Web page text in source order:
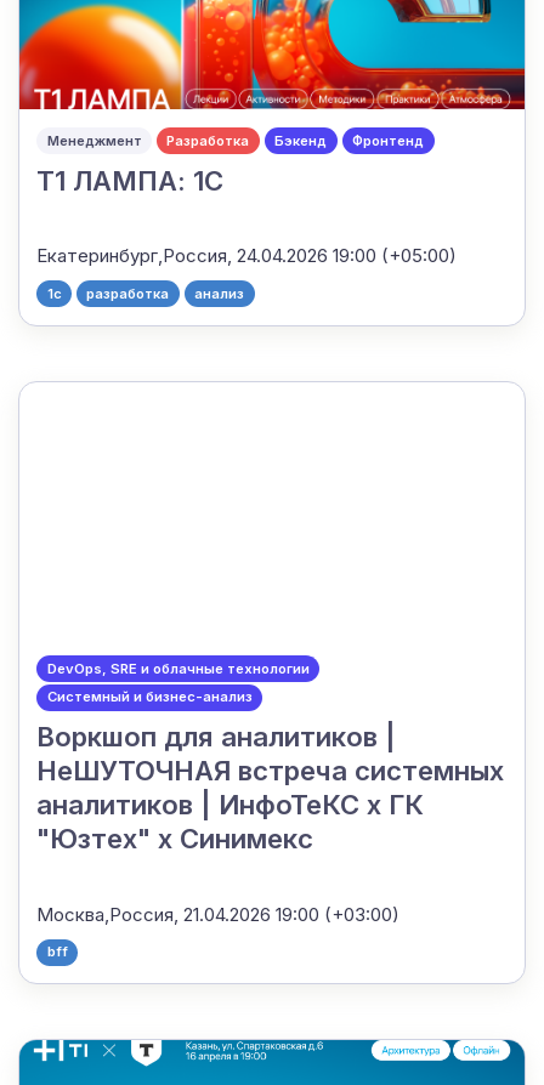
Менеджмент Разработка Бэкенд Фронтенд
Т1 ЛАМПА: 1С
Екатеринбург,Россия,24.04.2026 19:00 (+05:00)
1c разработка анализ
DevOps, SRE и облачные технологии
Системный и бизнес-анализ
Воркшоп для аналитиков |
НеШУТОЧНАЯ встреча системных
аналитиков | ИнфоТеКС х ГК
"Юзтех" х Синимекс
Москва,Россия,21.04.2026 19:00 (+03:00)
bff